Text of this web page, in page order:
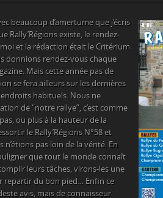
beaucoup d’amertume que j’écris
Rally’Régions existe, le rendez-
et la rédaction était le Critérium
donnions rendez-vous chaque
Mais cette année pas de
se fera ailleurs sur les dernières
endroits habituels. Nous ne
de “notre rallye”, c’est comme
ou plus à la hauteur de la
le Rally’Régions N°58 et
n’étions pas loin de la vérité. En
que tout le monde connaît
leurs tâches, virons-les une
repartir du bon pied… Enfin ce
avis, mais de connaisseur